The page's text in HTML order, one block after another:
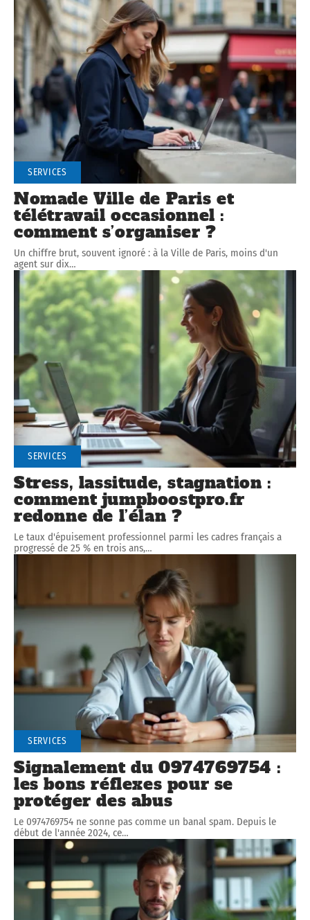
SERVICES
Nomade Ville de Paris et
télétravail occasionnel :
comment s’organiser ?
Un chiffre brut, souvent ignoré : à la Ville de Paris, moins d'un
agent sur dix…
SERVICES
Stress, lassitude, stagnation :
comment jumpboostpro.fr
redonne de l’élan ?
Le taux d'épuisement professionnel parmi les cadres français a
progressé de 25 % en trois ans,…
SERVICES
Signalement du 0974769754 :
les bons réflexes pour se
protéger des abus
Le 0974769754 ne sonne pas comme un banal spam. Depuis le
début de l'année 2024, ce…